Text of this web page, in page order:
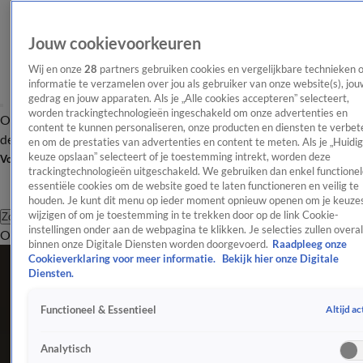
OverzichtAfleveringen Entertainment TV Algemeen
Tip
de redactieNieuwsbrief
Volg Shownieuws
Zoeken
OverzichtEntertainmentSpraakmakendRealityCrimeVideo's
Evenementen
Blijf op de hoogte van de grootste en meest opwindende
Evenementen
7 apr, 15:01
Jouw cookievoorkeuren
Wij en onze 28 partners gebruiken cookies en vergelijkbare technieken
informatie te verzamelen over jou als gebruiker van onze website(s),
gedrag en jouw apparaten. Als je „Alle cookies accepteren” selecteert,
worden trackingtechnologieën ingeschakeld om onze advertenties en
content te kunnen personaliseren, onze producten en diensten te
en om de prestaties van advertenties en content te meten. Als je
keuze opslaan” selecteert of je toestemming intrekt, worden deze
trackingtechnologieën uitgeschakeld. We gebruiken dan enkel
essentiële cookies om de website goed te laten functioneren en veilig te
houden. Je kunt dit menu op ieder moment opnieuw openen om je
wijzigen of om je toestemming in te trekken door op de link Cookie-
instellingen onder aan de webpagina te klikken. Je selecties zullen overal
binnen onze Digitale Diensten worden doorgevoerd. Raadpleeg onze
Cookieverklaring voor meer informatie.
Bekijk hier onze Digitale
Diensten.
Functioneel & Essentieel Altijd
Analytisch